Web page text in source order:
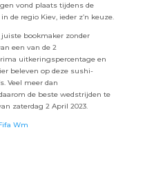
vond plaats tijdens de
de regio Kiev, ieder z’n keuze.
bookmaker zonder
een van de 2
uitkeringspercentage en
beleven op deze sushi-
Veel meer dan
de beste wedstrijden te
zaterdag 2 April 2023.
Wm